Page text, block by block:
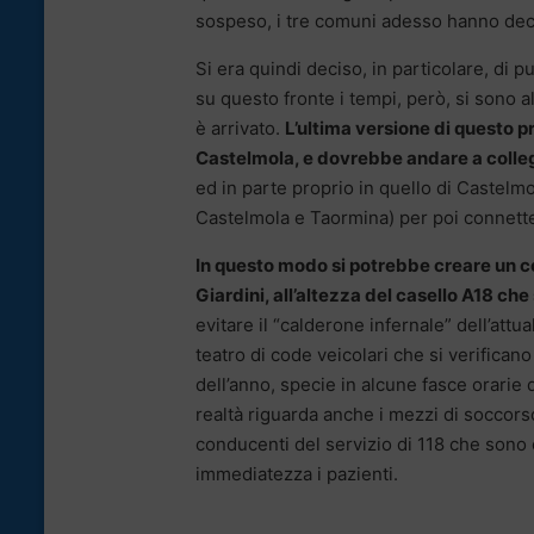
sospeso, i tre comuni adesso hanno
Si era quindi deciso, in particolare, di
su questo fronte i tempi, però, si sono
è arrivato. L’ultima versione di questo
Castelmola, e dovrebbe andare a
ed in parte proprio in quello di
Castelmola e Taormina) per poi
In questo modo si potrebbe creare un
Giardini, all’altezza del casello A18
evitare il “calderone infernale”
teatro di code veicolari che si
dell’anno, specie in alcune fasce orarie
realtà riguarda anche i mezzi di
conducenti del servizio di 118 che
immediatezza i pazienti.